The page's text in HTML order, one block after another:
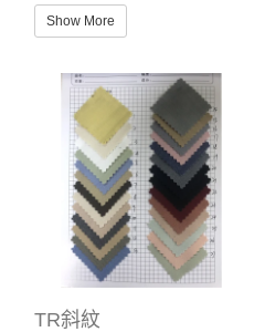
Show More
TR斜紋